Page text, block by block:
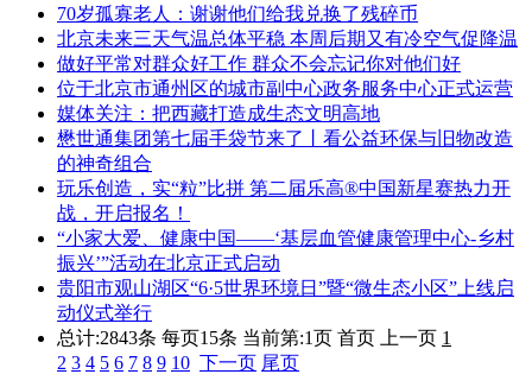
70岁孤寡老人：谢谢他们给我兑换了残碎币
北京未来三天气温总体平稳 本周后期又有冷空气促降温
做好平常对群众好工作 群众不会忘记你对他们好
位于北京市通州区的城市副中心政务服务中心正式运营
媒体关注：把西藏打造成生态文明高地
懋世通集团第七届手袋节来了丨看公益环保与旧物改造
的神奇组合
玩乐创造，实“粒”比拼 第二届乐高®中国新星赛热力开
战，开启报名！
“小家大爱、健康中国——‘基层血管健康管理中心-乡村
振兴’”活动在北京正式启动
贵阳市观山湖区“6·5世界环境日”暨“微生态小区”上线启
动仪式举行
总计:2843条 每页15条 当前第:1页 首页 上一页 1
2 3 4 5 6 7 8 9 10 下一页 尾页